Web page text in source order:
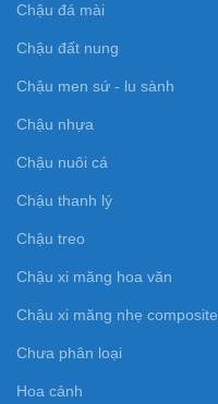
Chậu đá mài
Chậu đất nung
Chậu men sứ - lu sành
Chậu nhựa
Chậu nuôi cá
Chậu thanh lý
Chậu treo
Chậu xi măng hoa văn
Chậu xi măng nhẹ composite
Chưa phân loại
Hoa cảnh